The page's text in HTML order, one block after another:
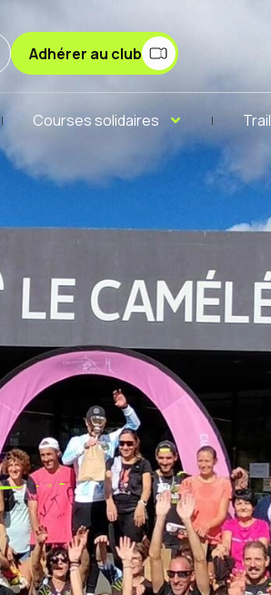
Adhérer au club
Courses solidaires